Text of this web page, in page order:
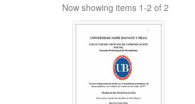
Now showing items 1-2 of 2